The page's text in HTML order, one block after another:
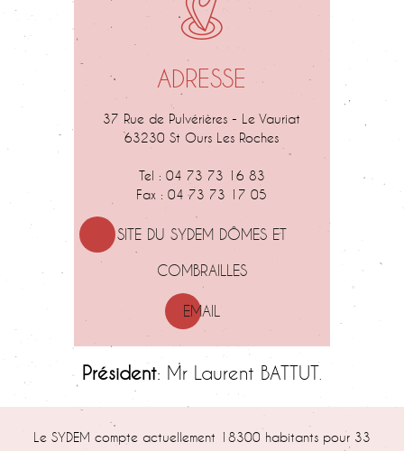
ADRESSE
37 Rue de Pulvérières - Le Vauriat
63230 St Ours Les Roches
Tel : 04 73 73 16 83
Fax : 04 73 73 17 05
SITE DU SYDEM DÔMES ET
COMBRAILLES
EMAIL
Président: Mr Laurent BATTUT
Le SYDEM compte actuellement 18300 habitants pour 33